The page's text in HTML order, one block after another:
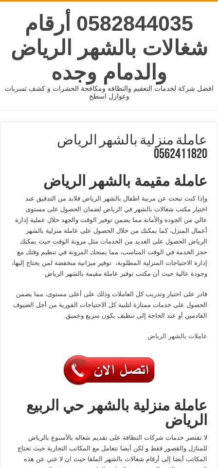
0582844035 أرقام
شغالات بالشهر الرياض
والدمام وجده
افضل شركة لخدمات التعقيم والنظافه ومكافحة الحشرات و كشف تسربات
وعوازل اسطح
عاملة منزلية بالشهر الرياض
0562411820
عاملة مقيمة بالشهر الرياض
وإذا كنت تبحث عن مربية اطفال بالشهر الرياض فلابد من التدقيق عند
اختيار مكتب شغالات بالشهر في الرياض لضمان الحصول على مستوى
عالي من الجودة والأمانة مما يضمن توفير الوقت والجهد خلال عملية إدارة
أعمال المنزل، كما يمكنك من خلال الحصول على عاملة منزلية بالشهر
الرياض الحصول على العديد من الخدمات مثل مرونة الوقت حيث يمكنك
حجز الخدمة في الوقت المناسب، مما يمنحك المرونة في تنظيم وقتك مع
إدارة الاحتياجات المنزلية المطلوبة، توفير ميزانية منخفضة لمن يحتاج إليها،
وجودة عالية حيث أن مكتب توفير عاملة مقيمة بالشهر الرياض
قادر على اختيار وتدريب كل العاملات وذلك على أعلى مستوى، مما يضمن
الحصول على خدمات ممتازة لتلبية كل الاحتياجات الفورية من أجل الضيوف
القادمين أو عند الحاجة إلى تنظيف يكون سريع وعميق.
عاملات بالشهر الرياض
عاملة منزلية بالشهر حي الربيع
الرياض
لا تقتصر خدمات شركات النظافة على تقديم شغاله بالأسبوع بالرياض
للمنازل والقصور فقط و لكن أيضا تتعامل مع المكاتب التجارية حيث تحتاج
المكاتب أيضا إلى أرقام شغالات بالشهر الملقا حيث ان لا غني عن هذه